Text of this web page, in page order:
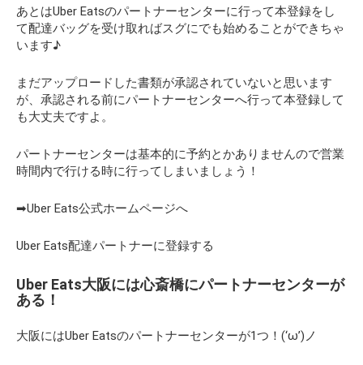
あとはUber Eatsのパートナーセンターに行って本登録をし
て配達バッグを受け取ればスグにでも始めることができちゃ
います♪
まだアップロードした書類が承認されていないと思います
が、承認される前にパートナーセンターへ行って本登録して
も大丈夫ですよ。
パートナーセンターは基本的に予約とかありませんので営業
時間内で行ける時に行ってしまいましょう！
➡Uber Eats公式ホームページへ
Uber Eats配達パートナーに登録する
Uber Eats大阪には心斎橋にパートナーセンターが
ある！
大阪にはUber Eatsのパートナーセンターが1つ！(‘ω’)ノ